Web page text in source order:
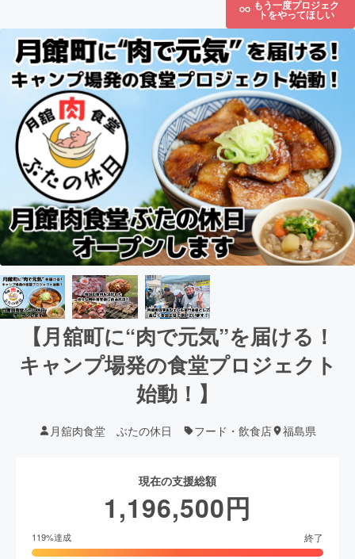
もう一度プロジェク
トをやってほしい
【月舘町に“肉で元気”を届ける！
キャンプ場発の食堂プロジェクト
始動！】
月舘肉食堂 ぶたの休日 フード・飲食店 福島県
現在の支援総額
1,196,500円
119%達成 終了